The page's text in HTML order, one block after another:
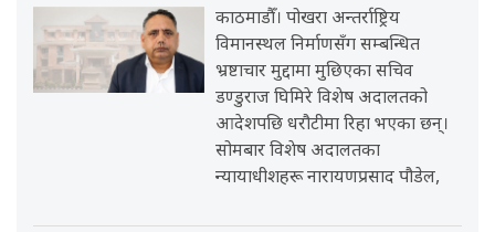
काठमाडौँ। पोखरा अन्तर्राष्ट्रिय
विमानस्थल निर्माणसँग सम्बन्धित
भ्रष्टाचार मुद्दामा मुछिएका सचिव
डण्डुराज घिमिरे विशेष अदालतको
आदेशपछि धरौटीमा रिहा भएका छन्।
सोमबार विशेष अदालतका
न्यायाधीशहरू नारायणप्रसाद पौडेल,